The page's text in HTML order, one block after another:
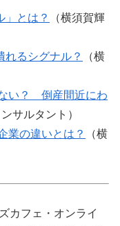
」とは？
（横須賀輝
れるシグナル？
（横
い？ 倒産間近にわ
サルタント）
業の違いとは？
（横
カフェ・オンライ